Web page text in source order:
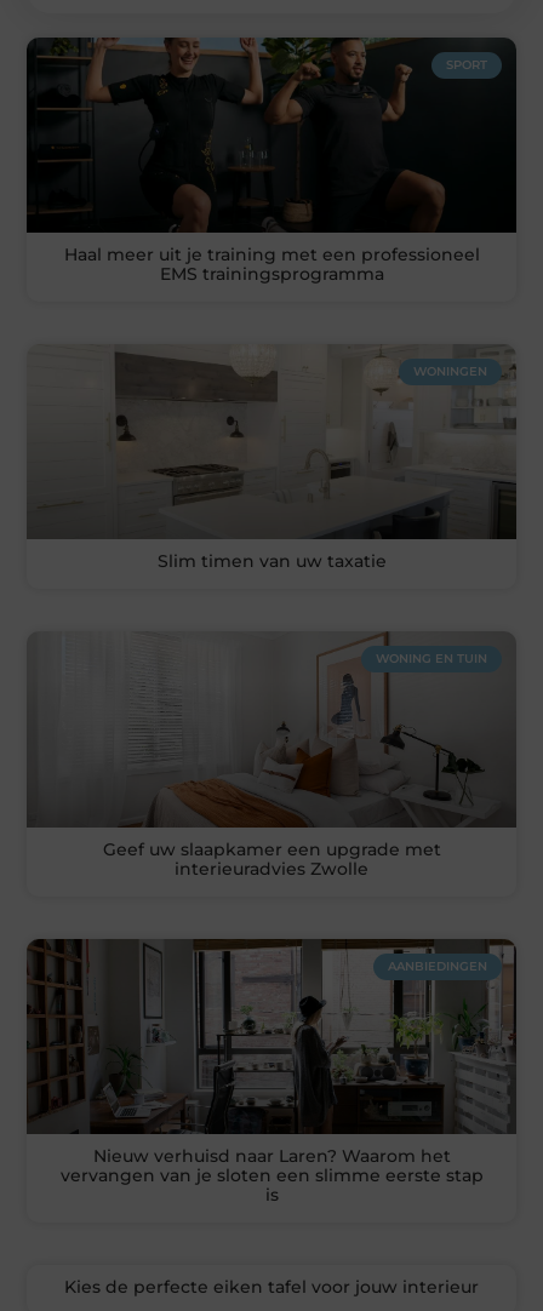
SPORT
Haal meer uit je training met een professioneel
EMS trainingsprogramma
WONINGEN
Slim timen van uw taxatie
WONING EN TUIN
Geef uw slaapkamer een upgrade met
interieuradvies Zwolle
AANBIEDINGEN
Nieuw verhuisd naar Laren? Waarom het
vervangen van je sloten een slimme eerste stap
is
Kies de perfecte eiken tafel voor jouw interieur